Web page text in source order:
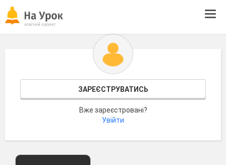
ЗАРЕЄСТРУВАТИСЬ
Вже зареєстровані?
Увійти